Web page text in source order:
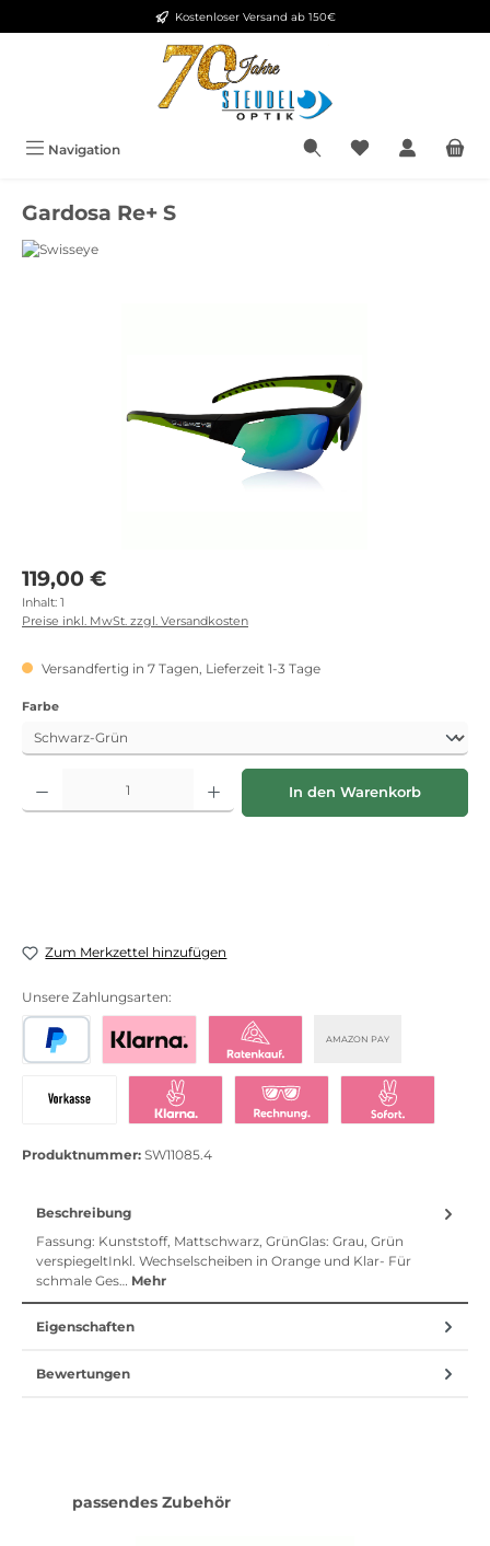
Zum Hauptinhalt springenKostenloser Versand ab 150€
Navigation
Gardosa Re+ S
Regulärer Preis:
119,00 €
Inhalt: 1
Preise inkl. MwSt. zzgl. Versandkosten
Versandfertig in 7 Tagen, Lieferzeit 1-3 Tage
Farbeauswählen
Produkt Anzahl: Gib den gewünschten Wert ein oder benutze die
In den Warenkorb
Zum Merkzettel hinzufügen
Unsere Zahlungsarten:
AMAZON PAY
Produktnummer: SW11085.4
Beschreibung
Fassung: Kunststoff, Mattschwarz, GrünGlas: Grau, Grün
verspiegeltInkl. Wechselscheiben in Orange und Klar- Für
schmale Ges… Mehr
Eigenschaften
Bewertungen
Produktgalerie überspringen
passendes Zubehör